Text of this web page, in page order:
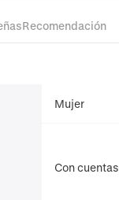
Recomendación
Mujer
Con cuentas